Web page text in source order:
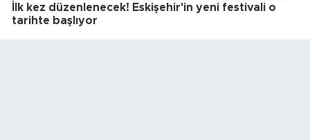
İlk kez düzenlenecek! Eskişehir'in yeni festivali o
tarihte başlıyor